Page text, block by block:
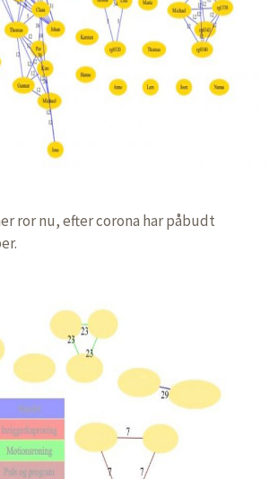
ror nu, efter corona har påbudt